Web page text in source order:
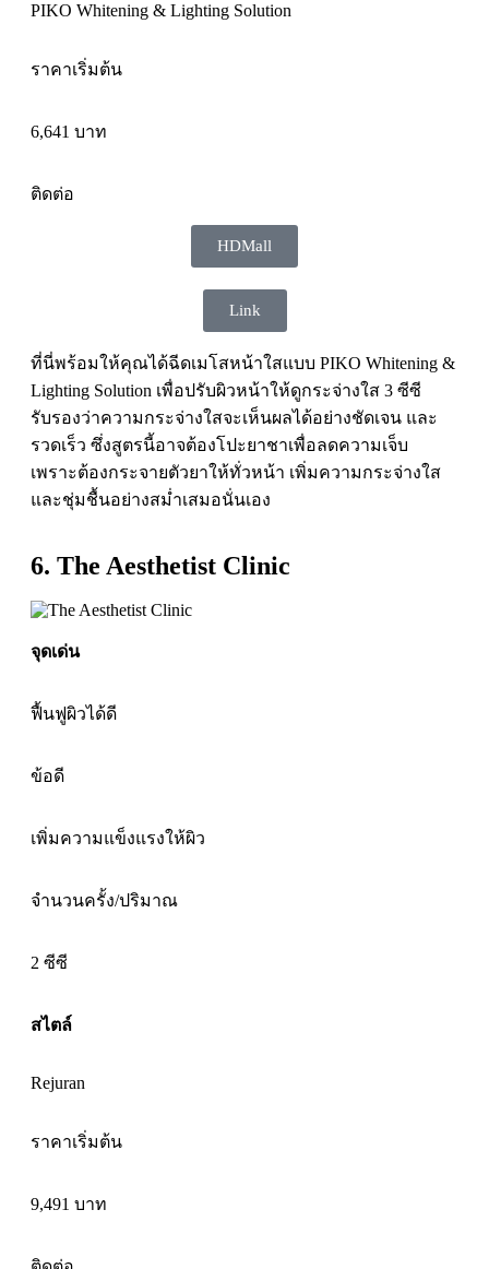
PIKO Whitening & Lighting Solution
ราคาเริ่มต้น
6,641 บาท
ติดต่อ
HDMall
Link
ที่นี่พร้อมให้คุณได้ฉีดเมโสหน้าใสแบบ PIKO Whitening &
Lighting Solution เพื่อปรับผิวหน้าให้ดูกระจ่างใส 3 ซีซี
รับรองว่าความกระจ่างใสจะเห็นผลได้อย่างชัดเจน และ
รวดเร็ว ซึ่งสูตรนี้อาจต้องโปะยาชาเพื่อลดความเจ็บ
เพราะต้องกระจายตัวยาให้ทั่วหน้า เพิ่มความกระจ่างใส
และชุ่มชื้นอย่างสม่ำเสมอนั่นเอง
6. The Aesthetist Clinic
จุดเด่น
ฟื้นฟูผิวได้ดี
ข้อดี
เพิ่มความแข็งแรงให้ผิว
จำนวนครั้ง/ปริมาณ
2 ซีซี
สไตล์
Rejuran
ราคาเริ่มต้น
9,491 บาท